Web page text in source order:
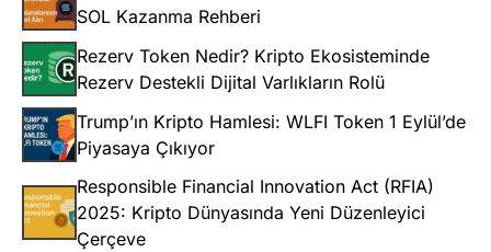
SOL Kazanma Rehberi
Rezerv Token Nedir? Kripto Ekosisteminde
Rezerv Destekli Dijital Varlıkların Rolü
Trump’ın Kripto Hamlesi: WLFI Token 1 Eylül’de
Piyasaya Çıkıyor
Responsible Financial Innovation Act (RFIA)
2025: Kripto Dünyasında Yeni Düzenleyici
Çerçeve